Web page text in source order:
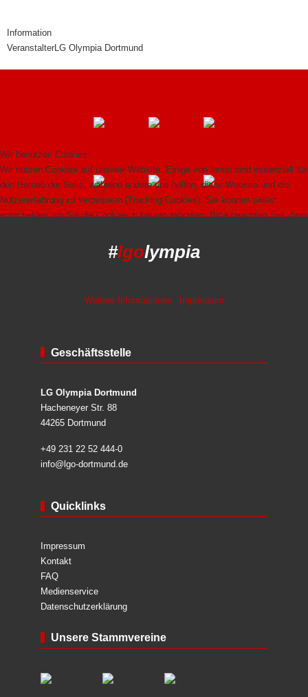
Information
VeranstalterLG Olympia Dortmund
#lgolympia
Geschäftsstelle
LG Olympia Dortmund
Hacheneyer Str. 88
44265 Dortmund
+49 231 22 52 444-0
info@lgo-dortmund.de
Quicklinks
Impressum
Kontakt
FAQ
Medienservice
Datenschutzerklärung
Unsere Stammvereine
Wir benutzen Cookies
Wir nutzen Cookies auf unserer Website. Einige von ihnen sind essenziell für
den Betrieb der Seite, während andere uns helfen, diese Website und die
Nutzererfahrung zu verbessern (Tracking Cookies). Sie können selbst
entscheiden, ob Sie die Cookies zulassen möchten. Bitte beachten Sie, dass
Weitere Informationen| Impressum